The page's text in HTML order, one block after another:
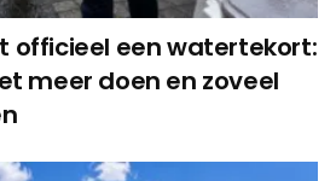
officieel een watertekort:
meer doen en zoveel